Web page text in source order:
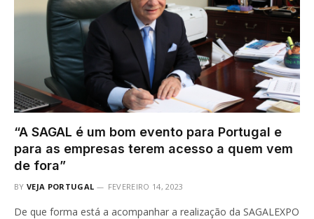
“A SAGAL é um bom evento para Portugal e
para as empresas terem acesso a quem vem
de fora”
BY VEJA PORTUGAL FEVEREIRO 14, 2023
De que forma está a acompanhar a realização da SAGALEXPO